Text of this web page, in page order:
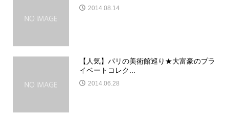
2014.08.14
【人気】パリの美術館巡り★大富豪のプラ
イベートコレク...
2014.06.28